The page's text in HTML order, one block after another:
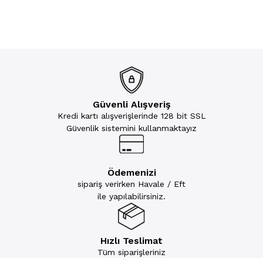
Güvenli Alışveriş
Kredi kartı alışverişlerinde 128 bit SSL
Güvenlik sistemini kullanmaktayız
Ödemenizi
sipariş verirken Havale / Eft
ile yapılabilirsiniz.
Hızlı Teslimat
Tüm siparişleriniz